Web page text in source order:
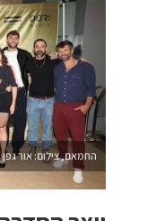
החמאם, צילום: אור גפן